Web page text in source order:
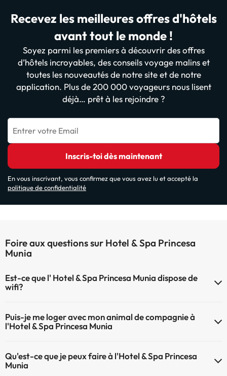
Recevez les meilleures offres d'hôtels
avant tout le monde !
Soyez parmi les premiers à découvrir des offres
d’hôtels incroyables, des conseils voyage malins et
toutes les nouveautés de notre site et de notre
application. Plus de 200 000 voyageurs nous lisent
déjà… prêt à les rejoindre ?
Entrer votre Email
Inscris-toi dès maintenant
En vous inscrivant, vous confirmez que vous avez lu et accepté la
politique de confidentialité
Foire aux questions sur Hotel & Spa Princesa
Munia
Est-ce que l' Hotel & Spa Princesa Munia dispose de
wifi?
Puis-je me loger avec mon animal de compagnie à
l'Hotel & Spa Princesa Munia
sont pas admis.
Qu'est-ce que je peux faire à l'Hotel & Spa Princesa
Munia